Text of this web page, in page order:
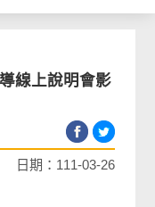
線上說明會影
日期：111-03-26